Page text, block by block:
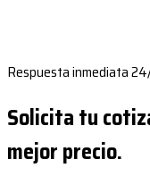
Respuesta inmediata
Solicita tu
mejor precio.